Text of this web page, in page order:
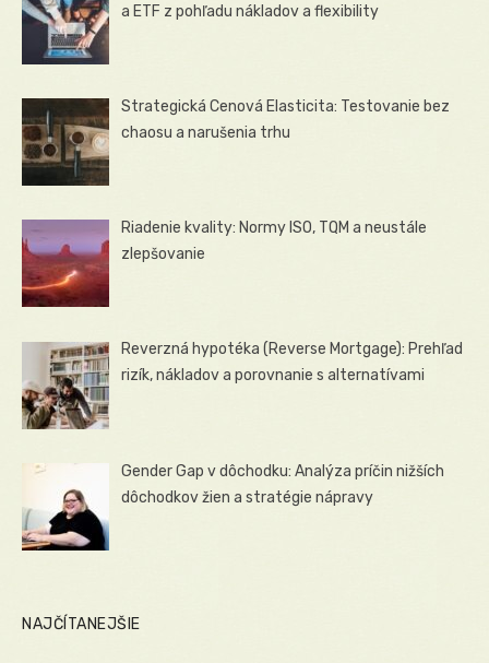
a ETF z pohľadu nákladov a flexibility
Strategická Cenová Elasticita: Testovanie bez
chaosu a narušenia trhu
Riadenie kvality: Normy ISO, TQM a neustále
zlepšovanie
Reverzná hypotéka (Reverse Mortgage): Prehľad
rizík, nákladov a porovnanie s alternatívami
Gender Gap v dôchodku: Analýza príčin nižších
dôchodkov žien a stratégie nápravy
NAJČÍTANEJŠIE